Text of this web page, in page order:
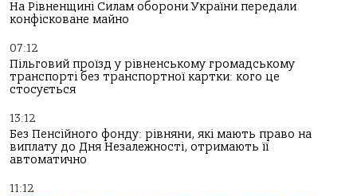
На Рівненщині Силам оборони України передали
конфісковане майно
07:12
Пільговий проїзд у рівненському громадському
транспорті без транспортної картки: кого це
стосується
13:12
Без Пенсійного фонду: рівняни, які мають право на
виплату до Дня Незалежності, отримають її
автоматично
11:12